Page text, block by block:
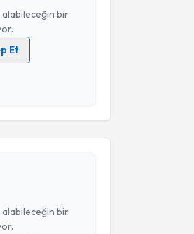
bir
Et
Aydınlatma Metni
bir
talebi oluşturun. Size
hazırlandığında e-